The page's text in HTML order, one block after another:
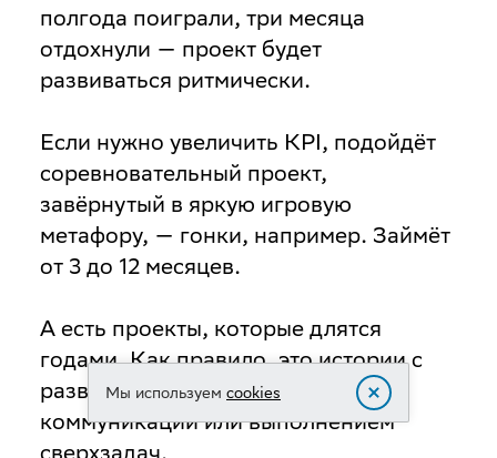
полгода поиграли, три месяца
отдохнули — проект будет
развиваться ритмически.
Если нужно увеличить KPI, подойдёт
соревновательный проект,
завёрнутый в яркую игровую
метафору, — гонки, например. Займёт
от 3 до 12 месяцев.
А есть проекты, которые длятся
годами. Как правило, это истории с
развитием корпоративных
коммуникаций или выполнением
сверхзадач.
Мы используем cookies